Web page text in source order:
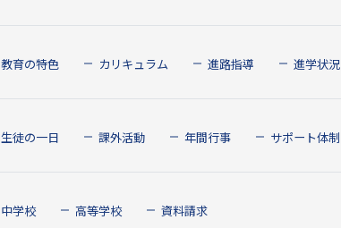
教育の特色 カリキュラム 進路指導 進学状況
生徒の一日 課外活動 年間行事 サポート体制
中学校 高等学校 資料請求